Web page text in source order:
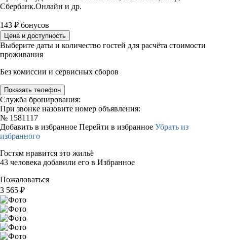
Сбербанк.Онлайн и др.
143 ₽ бонусов
Цена и доступность
Выберите даты и количество гостей для расчёта стоимости
проживания
Без комиссии и сервисных сборов
Показать телефон
Служба бронирования:
При звонке назовите номер объявления:
№ 1581117
Добавить в избранное Перейти в избранное Убрать из
избранного
Гостям нравится это жильё
43 человека добавили его в Избранное
Пожаловаться
3 565 ₽